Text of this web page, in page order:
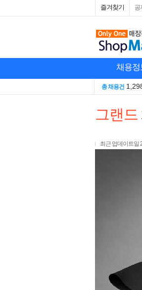
즐겨찾기 공
채용정
총 채용건
그랜드
최근 업데이트일